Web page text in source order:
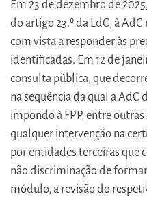
Em 23 de dezembro de
do artigo 23.º da LdC, à
com vista a responder às
identificadas. Em 12 de
consulta pública, que
na sequência da qual a AdC
impondo à FPP, entre
qualquer intervenção na
por entidades terceiras que
não discriminação de
módulo, a revisão do